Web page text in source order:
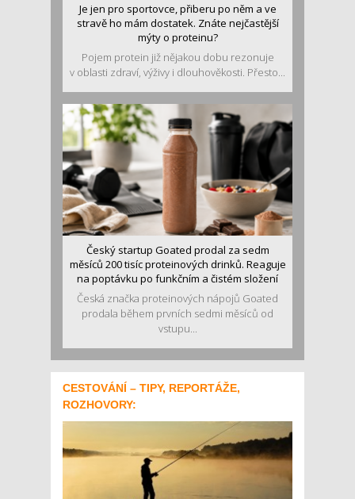
Je jen pro sportovce, přiberu po něm a ve
stravě ho mám dostatek. Znáte nejčastější
mýty o proteinu?
Pojem protein již nějakou dobu rezonuje
v oblasti zdraví, výživy i dlouhověkosti. Přesto...
Český startup Goated prodal za sedm
měsíců 200 tisíc proteinových drinků. Reaguje
na poptávku po funkčním a čistém složení
Česká značka proteinových nápojů Goated
prodala během prvních sedmi měsíců od
vstupu...
CESTOVÁNÍ – TIPY, REPORTÁŽE,
ROZHOVORY: